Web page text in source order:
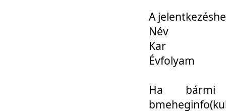
A
Név
Kar
Évfolyam
Ha